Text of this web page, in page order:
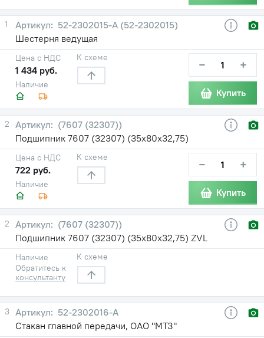
1
52-2302015-А (52-2302015)
Шестерня ведущая
Наличие
Цена с НДС
1 434 руб.
К схеме − +
Купить
2
(7607 (32307))
Подшипник 7607 (32307) (35х80х32,75)
Наличие
Цена с НДС
722 руб.
К схеме − +
Купить
2
(7607 (32307))
Подшипник 7607 (32307) (35х80х32,75) ZVL
Наличие
Обратитесь к
консультанту
К схеме
3
52-2302016-А
Стакан главной передачи, ОАО "МТЗ"